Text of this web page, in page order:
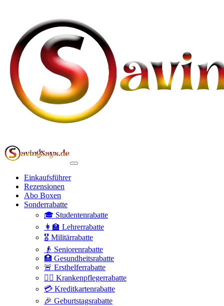
Einkaufsführer
Rezensionen
Abo Boxen
Sonderrabatte
🎓 Studentenrabatte
👩‍🏫 Lehrerrabatte
🎖️ Militärrabatte
👴 Seniorenrabatte
🏥 Gesundheitsrabatte
🚨 Ersthelferrabatte
👩‍⚕️ Krankenpflegerrabatte
💳 Kreditkartenrabatte
🎉 Geburtstagsrabatte